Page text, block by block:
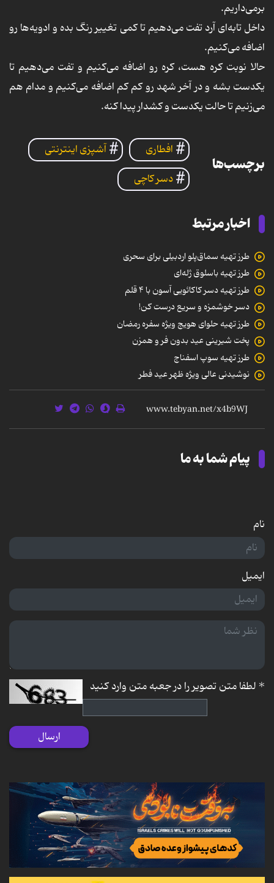
برمی‌داریم.
داخل تابه‌ای آرد تفت می‌دهیم تا کمی تغییر رنگ بده و ادویه‌ها رو
اضافه می‌کنیم.
حالا نوبت کره هست، کره رو اضافه می‌کنیم و تفت می‌دهیم تا
یکدست بشه و در آخر شهد رو کم کم اضافه می‌کنیم و مدام هم
می‌زنیم تا حالت یکدست و کشدار پیدا کنه.
برچسب‌ها
افطاری
آشپزی اینترنتی
دسر کاچی
اخبار مرتبط
طرز تهیه سماق‌پلو اردبیلی برای سحری
طرز تهیه باسلوق ژله‌ای
طرز تهیه دسر کاکائویی آسون با ۴ قلم
دسر خوشمزه و سریع درست کن!
طرز تهیه حلوای هویج ویژه سفره رمضان
پخت شیرینی عید بدون فر و همزن
طرز تهیه سوپ اسفناج
نوشیدنی عالی ویژه ظهر عید فطر
پیام شما به ما
نام
ایمیل
*لطفا متن تصویر را در جعبه متن وارد کنید
ارسال